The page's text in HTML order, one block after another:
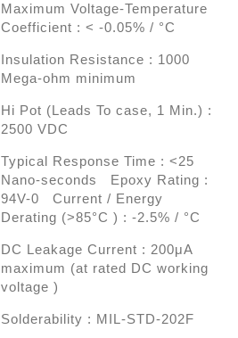
Maximum Voltage-Temperature
Coefficient : < -0.05% / °C
Insulation Resistance : 1000
Mega-ohm minimum
Hi Pot (Leads To case, 1 Min.) :
2500 VDC
Typical Response Time : <25
Nano-seconds Epoxy Rating :
94V-0 Current / Energy
Derating (>85°C ) : -2.5% / °C
DC Leakage Current : 200μA
maximum (at rated DC working
voltage )
Solderability : MIL-STD-202F